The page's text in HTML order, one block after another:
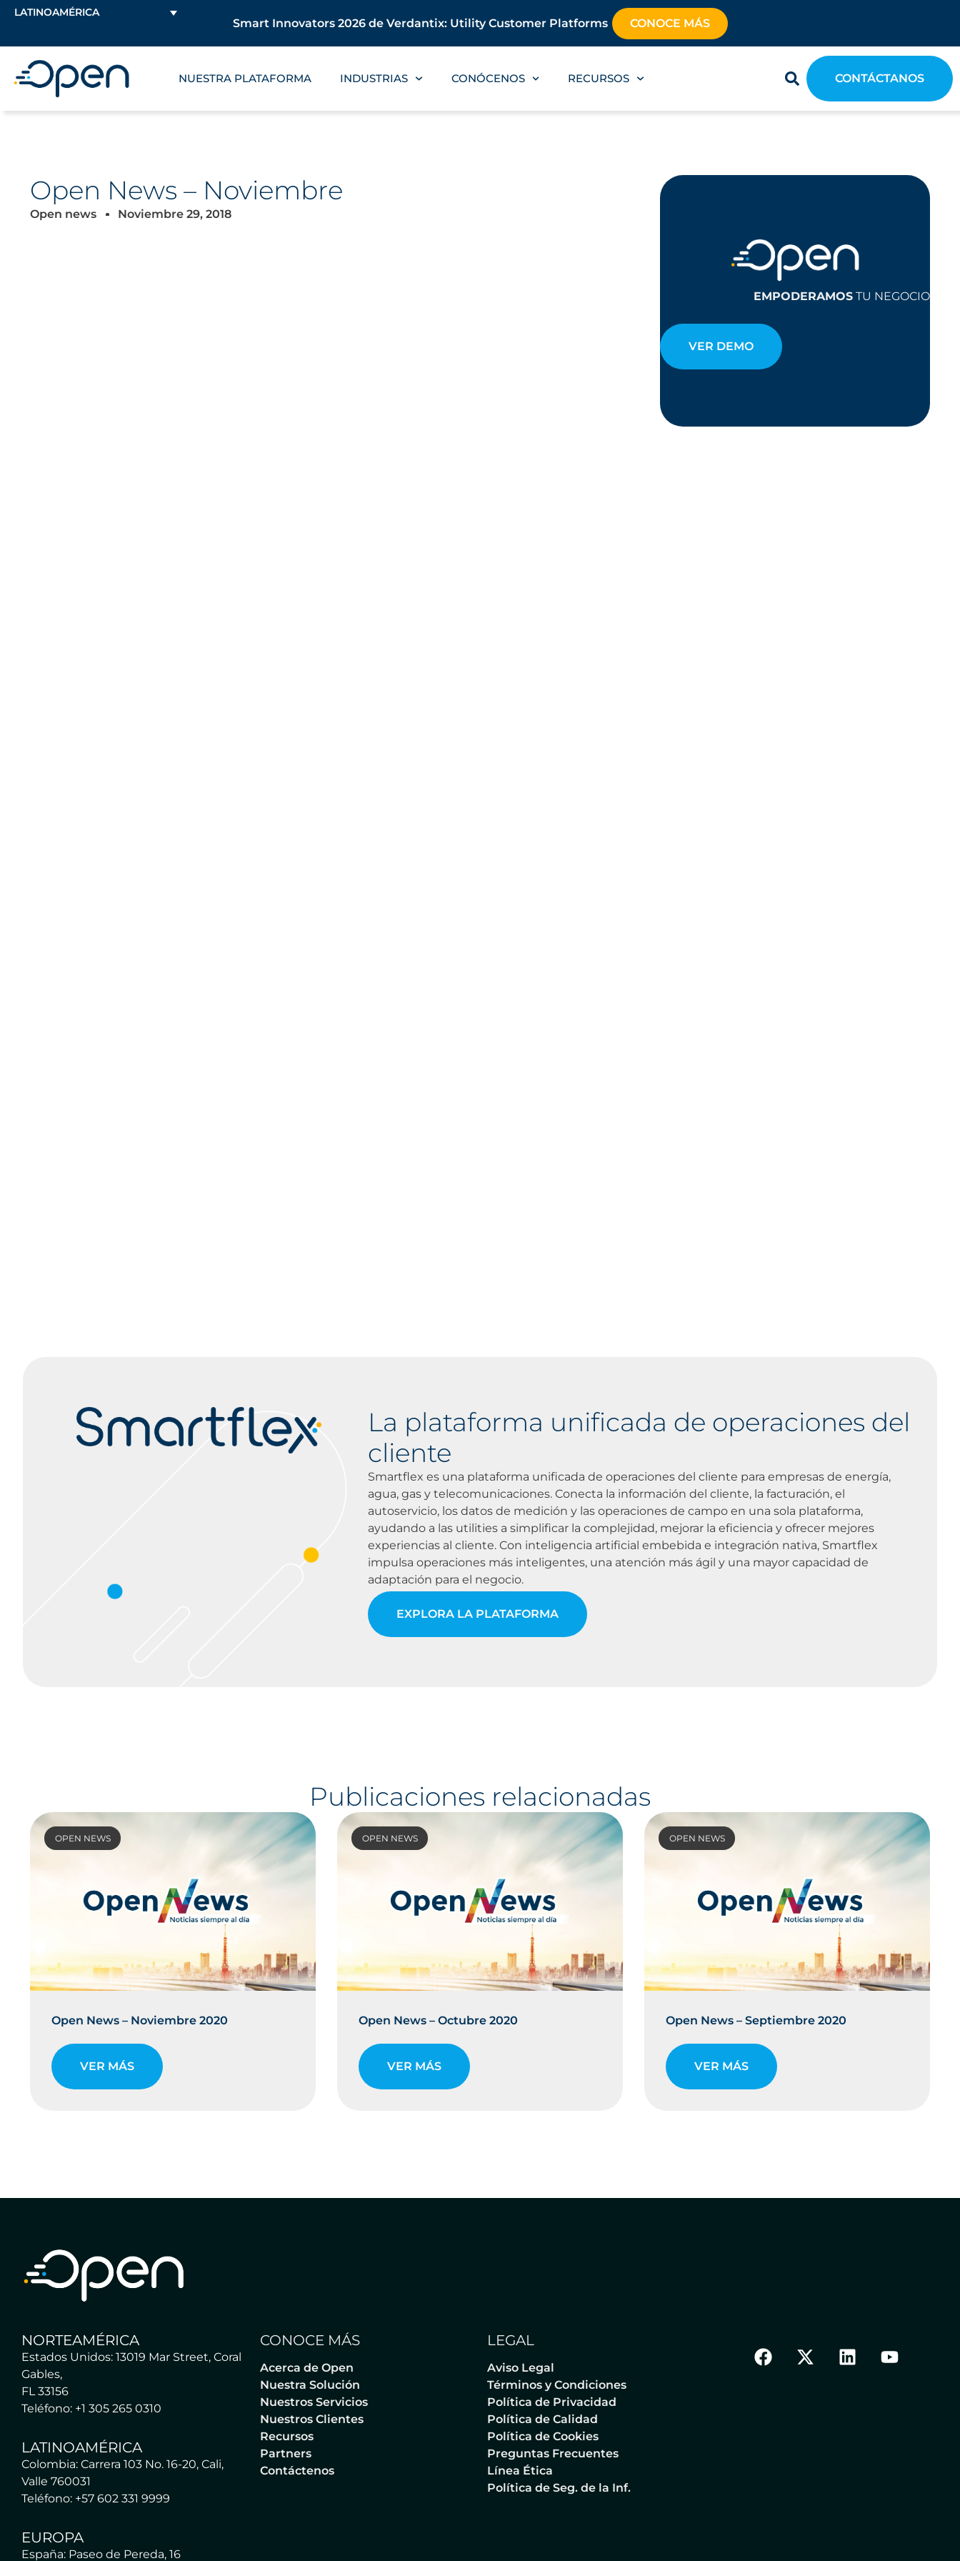
Smart Innovators 2026 de Verdantix: Utility Customer Platforms CONOCE MÁS
LATINOAMÉRICA
NUESTRA PLATAFORMA INDUSTRIAS CONÓCENOS RECURSOS CONTÁCTANOS
Open News – Noviembre
Open news Noviembre 29, 2018
EMPODERAMOS TU NEGOCIO
VER DEMO
La plataforma unificada de operaciones del
cliente
Smartflex es una plataforma unificada de operaciones del cliente para empresas de energía,
agua, gas y telecomunicaciones. Conecta la información del cliente, la facturación, el
autoservicio, los datos de medición y las operaciones de campo en una sola plataforma,
ayudando a las utilities a simplificar la complejidad, mejorar la eficiencia y ofrecer mejores
experiencias al cliente. Con inteligencia artificial embebida e integración nativa, Smartflex
impulsa operaciones más inteligentes, una atención más ágil y una mayor capacidad de
adaptación para el negocio.
EXPLORA LA PLATAFORMA
Publicaciones relacionadas
OPEN NEWS
Open News – Noviembre 2020
VER MÁS
OPEN NEWS
Open News – Octubre 2020
VER MÁS
OPEN NEWS
Open News – Septiembre 2020
VER MÁS
NORTEAMÉRICA
Estados Unidos: 13019 Mar Street, Coral
Gables,
FL 33156
Teléfono: +1 305 265 0310
LATINOAMÉRICA
Colombia: Carrera 103 No. 16-20, Cali,
Valle 760031
Teléfono: +57 602 331 9999
EUROPA
España: Paseo de Pereda, 16
CONOCE MÁS
Acerca de Open
Nuestra Solución
Nuestros Servicios
Nuestros Clientes
Recursos
Partners
Contáctenos
LEGAL
Aviso Legal
Términos y Condiciones
Política de Privacidad
Política de Calidad
Política de Cookies
Preguntas Frecuentes
Línea Ética
Política de Seg. de la Inf.